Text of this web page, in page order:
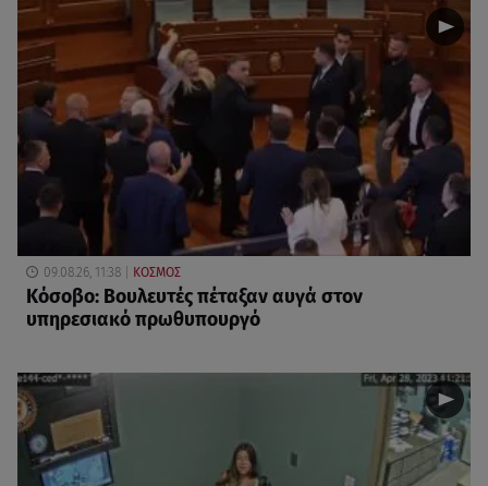
09.08.26, 11:38 ΚΟΣΜΟΣ
Κόσοβο: Βουλευτές πέταξαν αυγά στον
υπηρεσιακό πρωθυπουργό